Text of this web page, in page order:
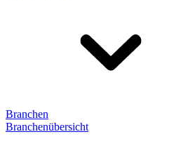
Branchen
Branchenübersicht